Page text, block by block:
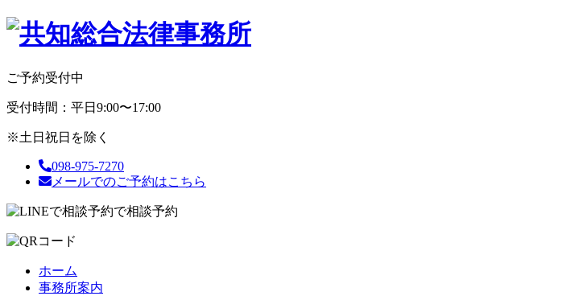
ご予約受付中
受付時間：平日9:00〜17:00
※土日祝日を除く
098-975-7270
メールでのご予約はこちら
で相談予約
ホーム
事務所案内